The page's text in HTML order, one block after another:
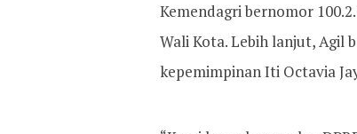
Kemendagri bernomor
Wali Kota. Lebih lanjut, Agil
kepemimpinan Iti Octavia